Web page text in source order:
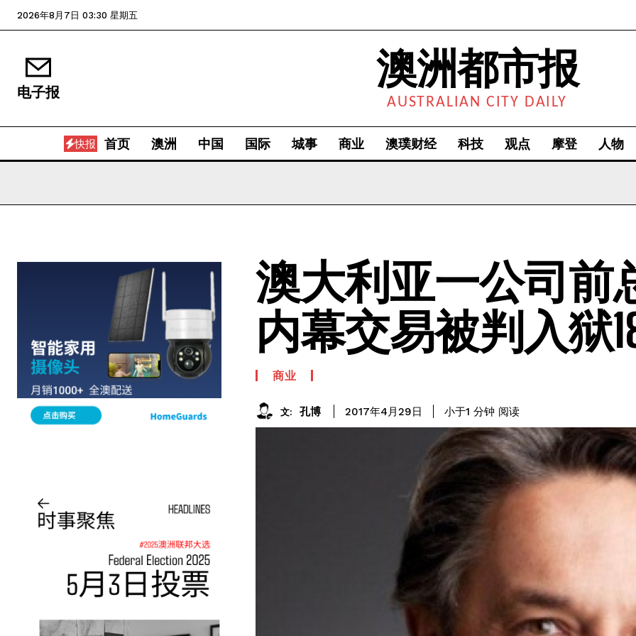
2026年8月7日 03:30 星期五
电子报 澳洲都市报
AUSTRALIAN CITY DAILY
快报 首页 澳洲 中国 国际 城事 商业 澳璞财经 科技 观点 摩登 人物
澳大利亚一公司前
内幕交易被判入狱
商业
文: 孔博 2017年4月29日 小于1 分钟 阅读